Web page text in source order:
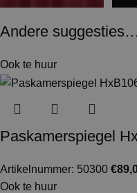
Andere suggesties…
Ook te huur
Paskamerspiegel
Artikelnummer: 50300 €
Ook te huur